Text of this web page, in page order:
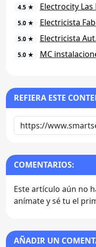
4.5 ★ Electrocity Las
5.0 ★ Electricista
5.0 ★ Electricista
5.0 ★ MC
REFIERA ESTE
COMENTARIOS:
Este artículo aún no
anímate y sé tu el
AÑADIR UN